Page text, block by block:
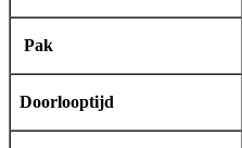
Pak
Doorlooptijd